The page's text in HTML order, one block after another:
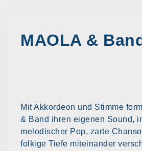
MAOLA &
Mit Akkordeon und Stimme
& Band ihren eigenen Sound,
melodischer Pop, zarte
folkige Tiefe miteinander